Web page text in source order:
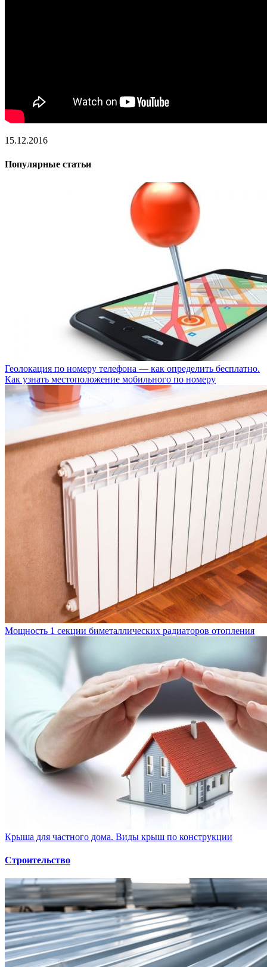
15.12.2016
Популярные статьи
Геолокация по номеру телефона — как определить бесплатно.
Как узнать местоположение мобильного по номеру
Мощность 1 секции биметаллических радиаторов отопления
Крыша для частного дома. Виды крыш по конструкции
Строительство